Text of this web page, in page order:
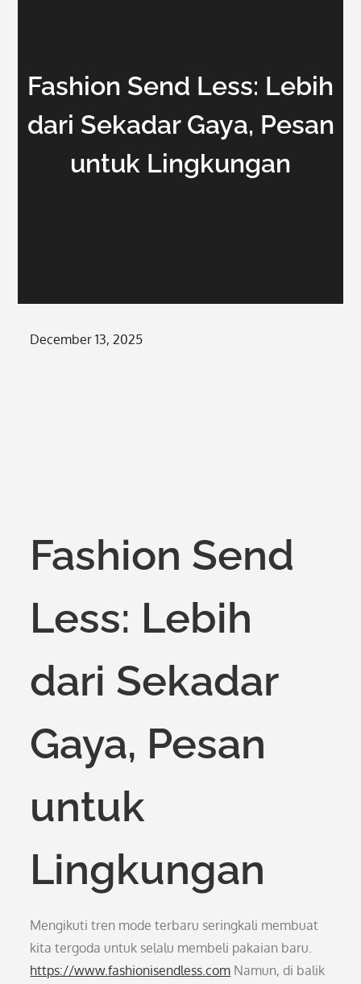
Fashion Send Less: Lebih
dari Sekadar Gaya, Pesan
untuk Lingkungan
Posted
December 13, 2025
Fashion Send
Less: Lebih
dari Sekadar
Gaya, Pesan
untuk
Lingkungan
Mengikuti tren mode terbaru seringkali membuat
kita tergoda untuk selalu membeli pakaian baru.
https://www.fashionisendless.com Namun, di balik